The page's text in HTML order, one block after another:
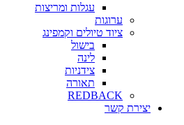
עגלות ומריצות
ערוגות
ציוד טיולים וקמפינג
בישול
לינה
צידניות
תאורה
REDBACK
יצירת קשר